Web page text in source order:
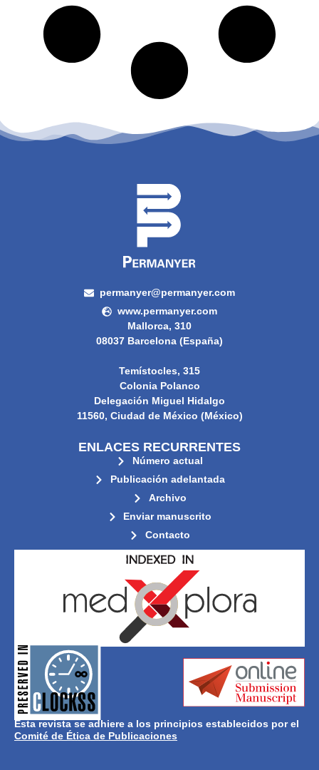
permanyer@permanyer.com
www.permanyer.com
Mallorca, 310
08037 Barcelona (España)
Temístocles, 315
Colonia Polanco
Delegación Miguel Hidalgo
11560, Ciudad de México (México)
ENLACES RECURRENTES
Número actual
Publicación adelantada
Archivo
Enviar manuscrito
Contacto
CLOCKSS is a dak archive that
ensures the long-term survival
of web-based scholary
publications, governed by and for
its stakeholders.
Esta revista se adhiere a los principios establecidos por el
Comité de Ética de Publicaciones